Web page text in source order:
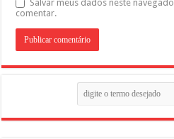
Salvar meus dados neste
comentar.